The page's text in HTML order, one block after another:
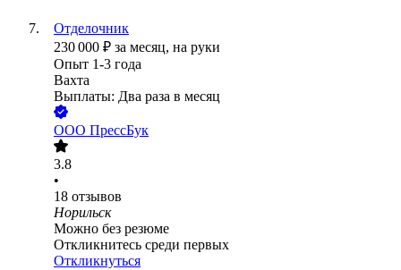
Отделочник
230 000 ₽ за месяц, на руки
Опыт 1-3 года
Вахта
Выплаты: Два раза в месяц
ООО ПрессБук
3.8
•
18 отзывов
Норильск
Можно без резюме
Откликнитесь среди первых
Откликнуться